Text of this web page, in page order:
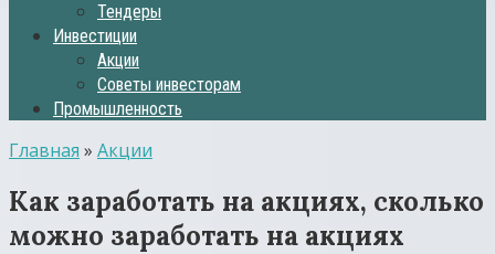
Тендеры
Инвестиции
Акции
Советы инвесторам
Промышленность
Главная » Акции
Как заработать на акциях, сколько
можно заработать на акциях